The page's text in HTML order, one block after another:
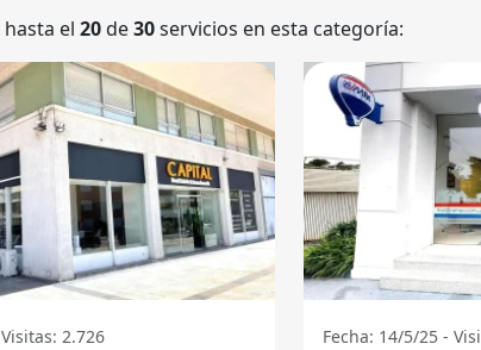
hasta el 20de30servicios en esta categoría:
2.726 Fecha: 14/5/25 -